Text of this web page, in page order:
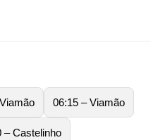
06:15 – Viamão
– Castelinho